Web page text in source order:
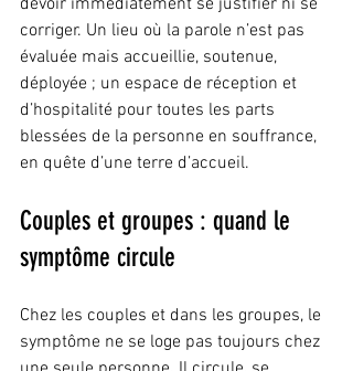
devoir immédiatement se justifier ni se
corriger. Un lieu où la parole n’est pas
évaluée mais accueillie, soutenue,
déployée ; un espace de réception et
d’hospitalité pour toutes les parts
blessées de la personne en souffrance,
en quête d’une terre d’accueil.
Couples et groupes : quand le
symptôme circule
Chez les couples et dans les groupes, le
symptôme ne se loge pas toujours chez